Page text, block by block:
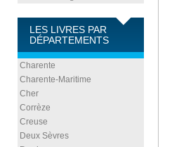
LES LIVRES PAR
DÉPARTEMENTS
Charente
Charente-Maritime
Cher
Corrèze
Creuse
Deux Sèvres